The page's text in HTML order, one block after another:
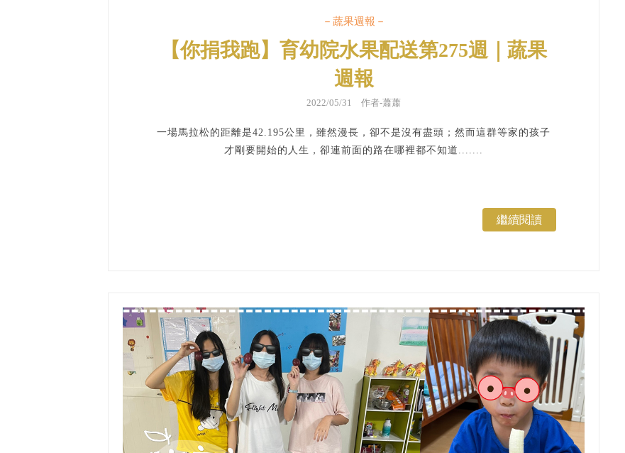
－蔬果週報－
【你捐我跑】育幼院水果配送第275週｜蔬果
週報
2022/05/31 作者-蕭蕭
一場馬拉松的距離是42.195公里，雖然漫長，卻不是沒有盡頭；然而這群等家的孩子
才剛要開始的人生，卻連前面的路在哪裡都不知道.......
繼續閱讀